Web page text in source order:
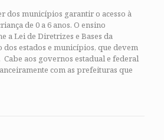
dos municípios garantir o acesso à
de 0 a 6 anos. O ensino
a Lei de Diretrizes e Bases da
dos estados e municípios, que devem
aos governos estadual e federal
com as prefeituras que